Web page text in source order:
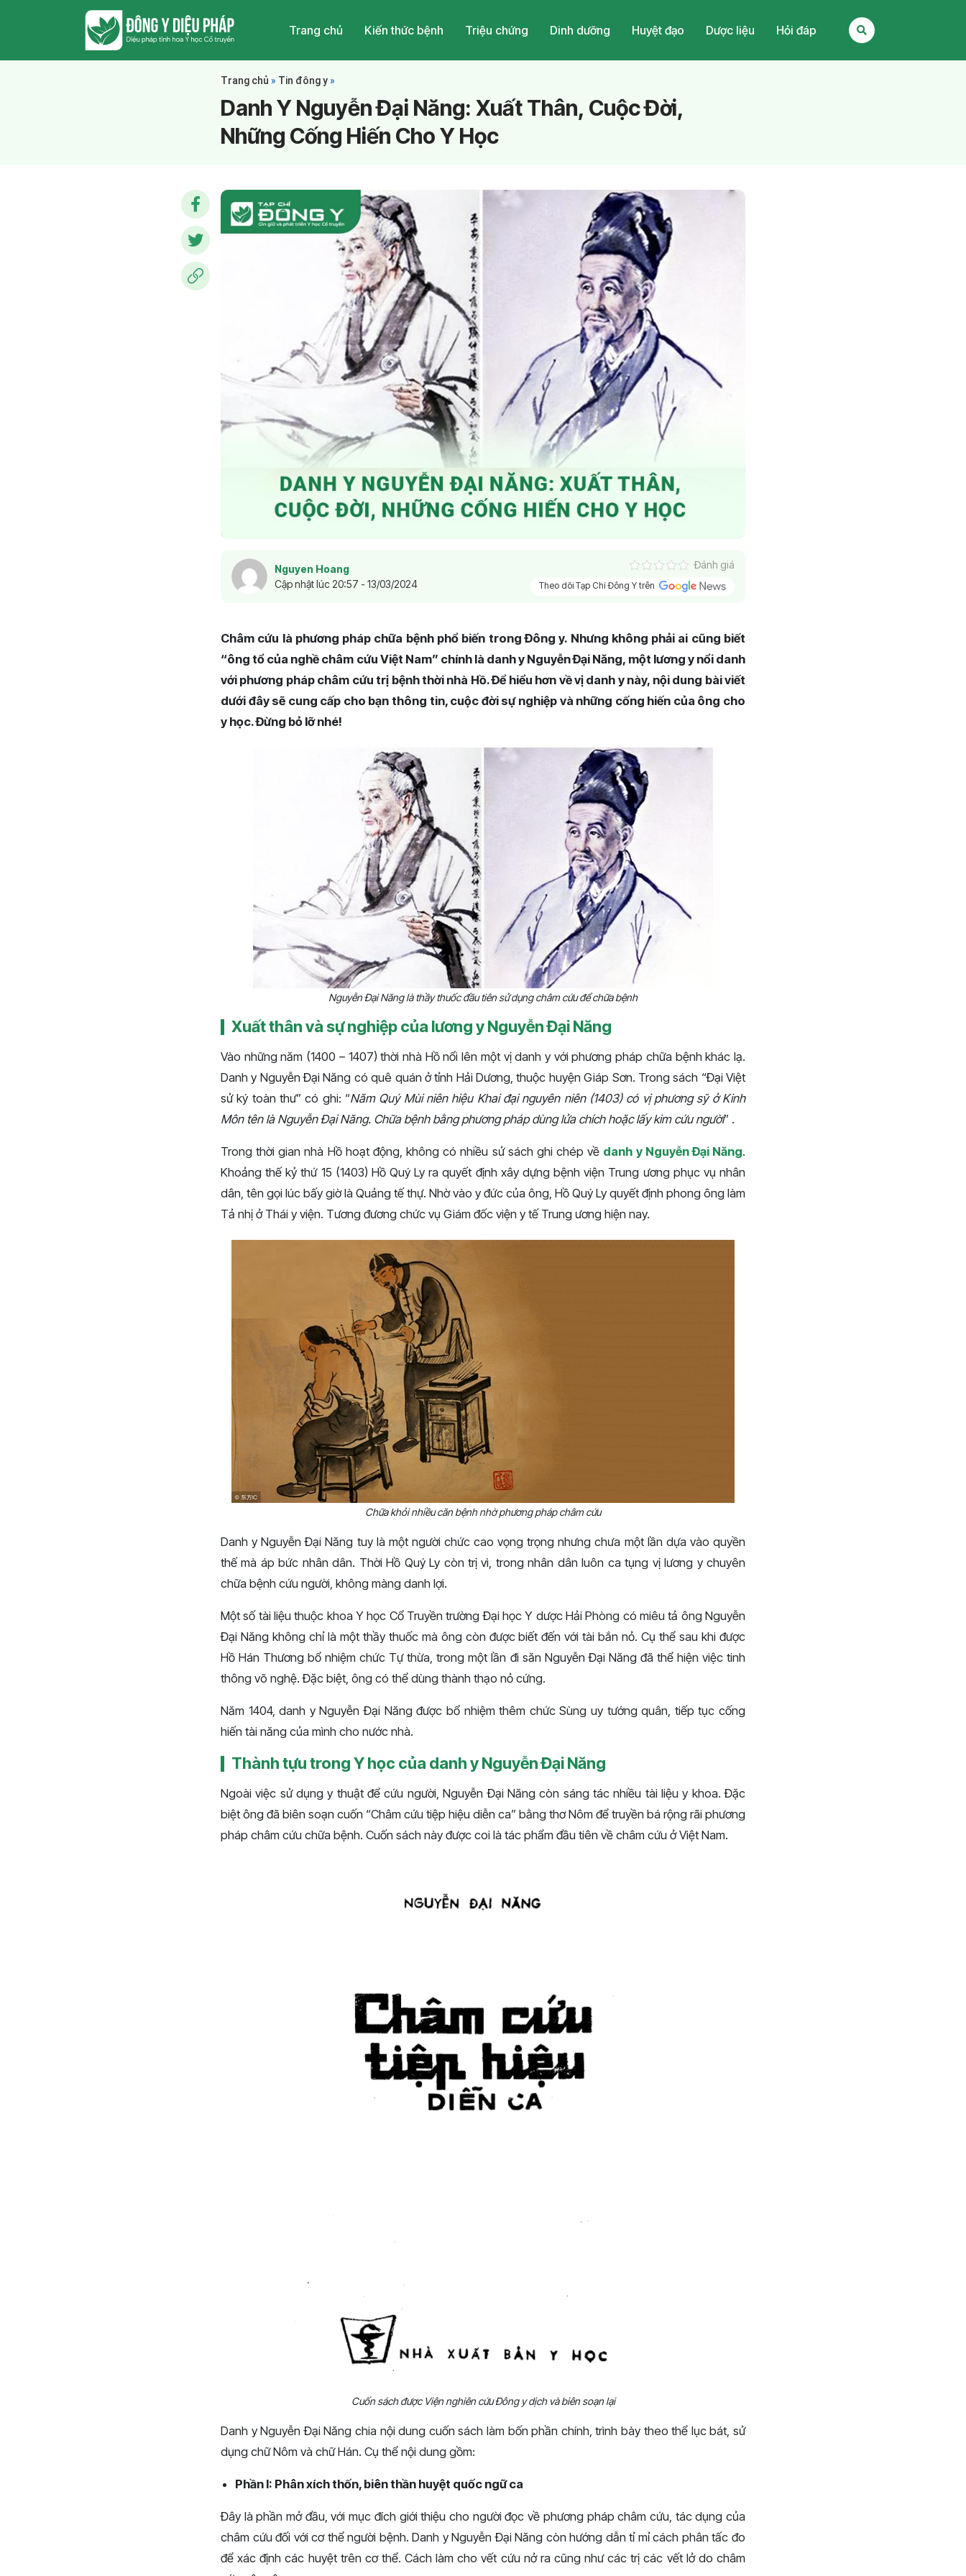
Trang chủ Kiến thức bệnh Triệu chứng Dinh dưỡng Huyệt đạo Dược liệu Hỏi đáp
Trang chủ » Tin đông y »
Danh Y Nguyễn Đại Năng: Xuất Thân, Cuộc Đời,
Những Cống Hiến Cho Y Học
Nguyen Hoang
Cập nhật lúc 20:57 - 13/03/2024
Đánh giá
Theo dõi Tạp Chí Đông Y trên
Châm cứu là phương pháp chữa bệnh phổ biến trong Đông y. Nhưng không phải ai cũng biết
“ông tổ của nghề châm cứu Việt Nam” chính là danh y Nguyễn Đại Năng, một lương y nổi danh
với phương pháp châm cứu trị bệnh thời nhà Hồ. Để hiểu hơn về vị danh y này, nội dung bài viết
dưới đây sẽ cung cấp cho bạn thông tin, cuộc đời sự nghiệp và những cống hiến của ông cho
y học. Đừng bỏ lỡ nhé!
Nguyễn Đại Năng là thầy thuốc đầu tiên sử dụng châm cứu để chữa bệnh
Xuất thân và sự nghiệp của lương y Nguyễn Đại Năng
Vào những năm (1400 – 1407) thời nhà Hồ nổi lên một vị danh y với phương pháp chữa bệnh khác lạ.
Danh y Nguyễn Đại Năng có quê quán ở tỉnh Hải Dương, thuộc huyện Giáp Sơn. Trong sách “Đại Việt
sử ký toàn thư” có ghi: “Năm Quý Mùi niên hiệu Khai đại nguyên niên (1403) có vị phương sỹ ở Kinh
Môn tên là Nguyễn Đại Năng. Chữa bệnh bằng phương pháp dùng lửa chích hoặc lấy kim cứu người” .
Trong thời gian nhà Hồ hoạt động, không có nhiều sử sách ghi chép về danh y Nguyễn Đại Năng.
Khoảng thế kỷ thứ 15 (1403) Hồ Quý Ly ra quyết định xây dựng bệnh viện Trung ương phục vụ nhân
dân, tên gọi lúc bấy giờ là Quảng tế thự. Nhờ vào y đức của ông, Hồ Quý Ly quyết định phong ông làm
Tả nhị ở Thái y viện. Tương đương chức vụ Giám đốc viện y tế Trung ương hiện nay.
Chữa khỏi nhiều căn bệnh nhờ phương pháp châm cứu
Danh y Nguyễn Đại Năng tuy là một người chức cao vọng trọng nhưng chưa một lần dựa vào quyền
thế mà áp bức nhân dân. Thời Hồ Quý Ly còn trị vì, trong nhân dân luôn ca tụng vị lương y chuyên
chữa bệnh cứu người, không màng danh lợi.
Một số tài liệu thuộc khoa Y học Cổ Truyền trường Đại học Y dược Hải Phòng có miêu tả ông Nguyễn
Đại Năng không chỉ là một thầy thuốc mà ông còn được biết đến với tài bắn nỏ. Cụ thể sau khi được
Hồ Hán Thương bổ nhiệm chức Tự thừa, trong một lần đi săn Nguyễn Đại Năng đã thể hiện việc tinh
thông võ nghệ. Đặc biệt, ông có thể dùng thành thạo nỏ cứng.
Năm 1404, danh y Nguyễn Đại Năng được bổ nhiệm thêm chức Sùng uy tướng quân, tiếp tục cống
hiến tài năng của mình cho nước nhà.
Thành tựu trong Y học của danh y Nguyễn Đại Năng
Ngoài việc sử dụng y thuật để cứu người, Nguyễn Đại Năng còn sáng tác nhiều tài liệu y khoa. Đặc
biệt ông đã biên soạn cuốn “Châm cứu tiệp hiệu diễn ca” bằng thơ Nôm để truyền bá rộng rãi phương
pháp châm cứu chữa bệnh. Cuốn sách này được coi là tác phẩm đầu tiên về châm cứu ở Việt Nam.
Cuốn sách được Viện nghiên cứu Đông y dịch và biên soạn lại
Danh y Nguyễn Đại Năng chia nội dung cuốn sách làm bốn phần chính, trình bày theo thể lục bát, sử
dụng chữ Nôm và chữ Hán. Cụ thể nội dung gồm:
Phần I: Phân xích thốn, biên thần huyệt quốc ngữ ca
Đây là phần mở đầu, với mục đích giới thiệu cho người đọc về phương pháp châm cứu, tác dụng của
châm cứu đối với cơ thể người bệnh. Danh y Nguyễn Đại Năng còn hướng dẫn tỉ mỉ cách phân tấc đo
để xác định các huyệt trên cơ thể. Cách làm cho vết cứu nở ra cũng như các trị các vết lở do châm